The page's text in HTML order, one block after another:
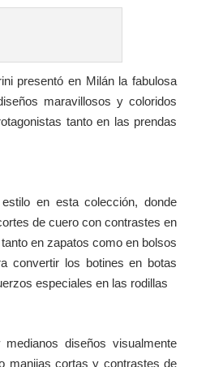
presentó en Milán la fabulosa
maravillosos y coloridos
tanto en las prendas
en esta colección, donde
de cuero con contrastes en
en zapatos como en bolsos
convertir los botines en botas
especiales en las rodillas
diseños visualmente
manijas cortas y contrastes de